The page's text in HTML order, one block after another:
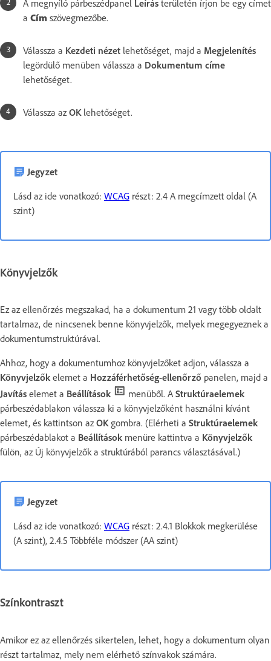
A megnyíló párbeszédpanel Leírás területén írjon be egy címet
a Cím szövegmezőbe.
Válassza a Kezdeti nézet lehetőséget, majd a Megjelenítés
legördülő menüben válassza a Dokumentum címe
lehetőséget.
Válassza azOKlehetőséget.
Jegyzet
Lásd az ide vonatkozó: WCAG részt: 2.4 A megcímzett oldal (A
szint)
Könyvjelzők
Ez az ellenőrzés megszakad, ha a dokumentum 21 vagy több oldalt
tartalmaz, de nincsenek benne könyvjelzők, melyek megegyeznek a
dokumentumstruktúrával.
Ahhoz, hogy a dokumentumhoz könyvjelzőket adjon, válassza a
Könyvjelzők elemet a Hozzáférhetőség-ellenőrző panelen, majd a
Javítás elemet a Beállítások menüből. A Struktúraelemek
párbeszédablakon válassza ki a könyvjelzőként használni kívánt
elemet, és kattintson azOKgombra. (Elérheti a Struktúraelemek
párbeszédablakot a Beállítások menüre kattintva a Könyvjelzők
fülön, az Új könyvjelzők a struktúrából parancs választásával.)
Jegyzet
Lásd az ide vonatkozó: WCAG részt: 2.4.1 Blokkok megkerülése
(A szint), 2.4.5 Többféle módszer (AA szint)
Színkontraszt
Amikor ez az ellenőrzés sikertelen, lehet, hogy a dokumentum olyan
részt tartalmaz, mely nem elérhető színvakok számára.